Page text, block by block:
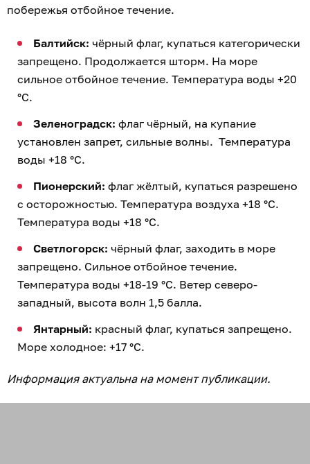
побережья отбойное течение.
Балтийск: чёрный флаг, купаться категорически
запрещено. Продолжается шторм. На море
сильное отбойное течение. Температура воды +20
°C.
Зеленоградск: флаг чёрный, на купание
установлен запрет, сильные волны. Температура
воды +18 °C.
Пионерский: флаг жёлтый, купаться разрешено
с осторожностью. Температура воздуха +18 °C.
Температура воды +18 °C.
Светлогорск: чёрный флаг, заходить в море
запрещено. Сильное отбойное течение.
Температура воды +18-19 °C. Ветер северо-
западный, высота волн 1,5 балла.
Янтарный: красный флаг, купаться запрещено.
Море холодное: +17 °C.
Информация актуальна на момент публикации.